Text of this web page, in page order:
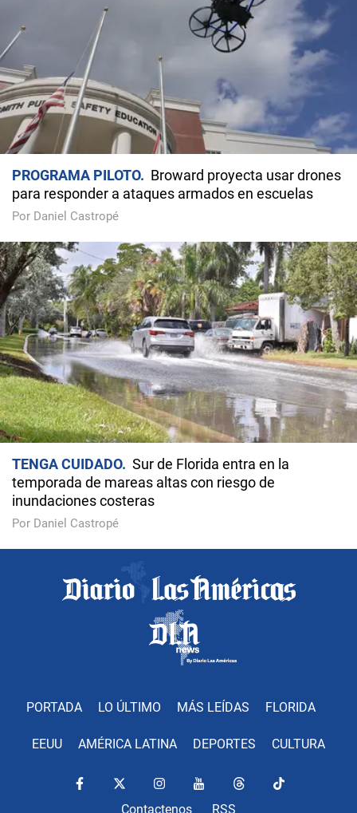
PROGRAMA PILOTO
Broward proyecta usar drones
para responder a ataques armados en escuelas
Por Daniel Castropé
TENGA CUIDADO
Sur de Florida entra en la
temporada de mareas altas con riesgo de
inundaciones costeras
Por Daniel Castropé
PORTADA LO ÚLTIMO MÁS LEÍDAS FLORIDA
EEUU AMÉRICA LATINA DEPORTES CULTURA
Contactenos RSS